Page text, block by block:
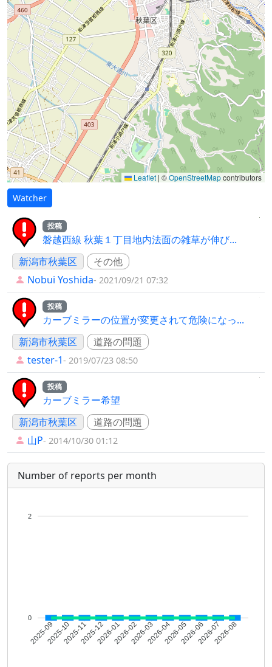
Leaflet | ©OpenStreetMapcontributors
Watcher
投稿
磐越西線 秋葉１丁目地内法面の雑草が伸び...
新潟市秋葉区
その他
Nobui Yoshida- 2021/09/21 07:32
投稿
カーブミラーの位置が変更されて危険になっ...
新潟市秋葉区
道路の問題
tester-1- 2019/07/23 08:50
投稿
カーブミラー希望
新潟市秋葉区
道路の問題
山P- 2014/10/30 01:12
Number of reports per month
2
0
2025-092025-102025-112025-122026-012026-022026-032026-042026-052026-062026-072026-08